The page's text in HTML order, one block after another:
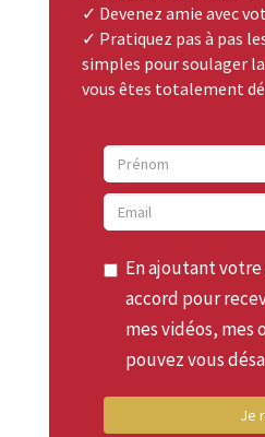
✓ Devenez amie avec
✓ Pratiquez pas à pas
simples pour soulager
vous êtes totalement
En ajoutant
accord pour
mes vidéos, mes
pouvez vous
Je